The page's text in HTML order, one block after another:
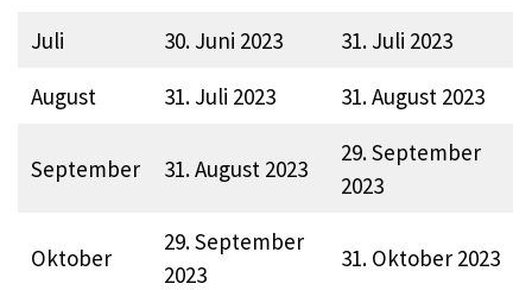
Juli
30. Juni 2023
31. Juli 2023
August
31. Juli 2023 31. August 2023
September 31. August 2023
29. September
2023
Oktober
29. September
2023
31. Oktober 2023